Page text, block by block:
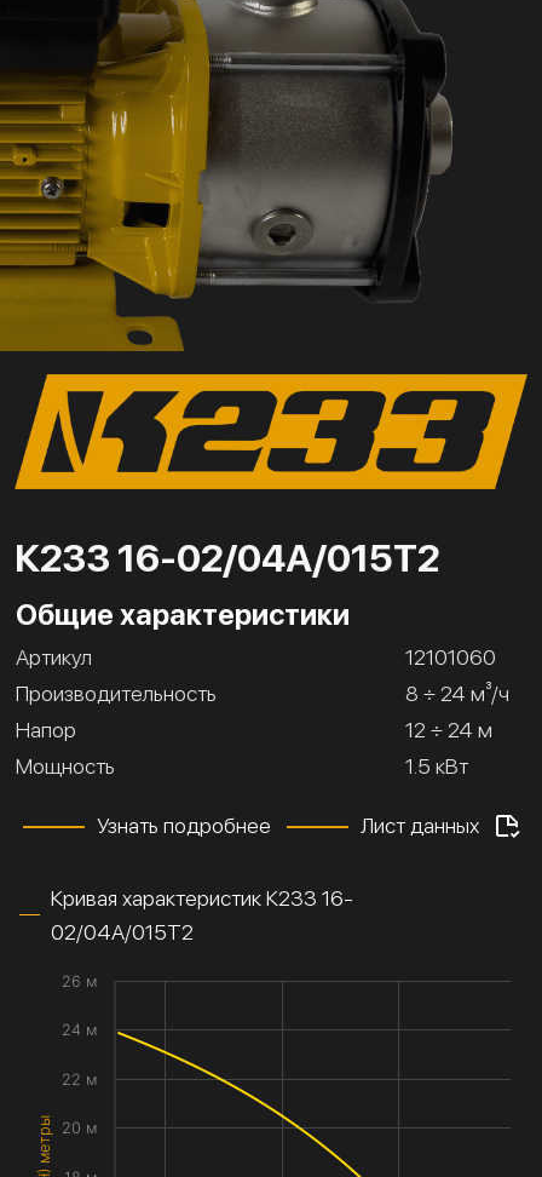
К233 16-02/04А/015Т2
Общие характеристики
Артикул
12101060
Производительность
8 ÷ 24 м³/ч
Напор
12 ÷ 24 м
Мощность
1.5 кВт
Узнать подробнее Лист данных
Кривая характеристик К233 16-
02/04А/015Т2
20 м
22 м
24 м
26 м